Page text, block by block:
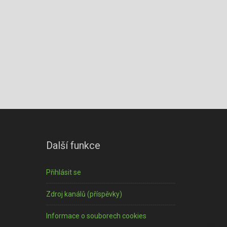
Další funkce
Přihlásit se
Zdroj kanálů (příspěvky)
Informace o souborech cookies